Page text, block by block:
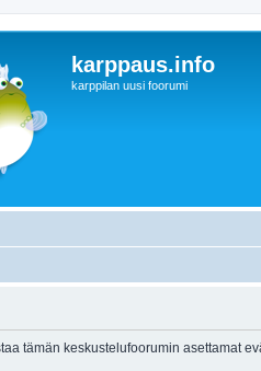
karppaus.info
karppilan uusi foorumi
tämän keskustelufoorumin asettamat